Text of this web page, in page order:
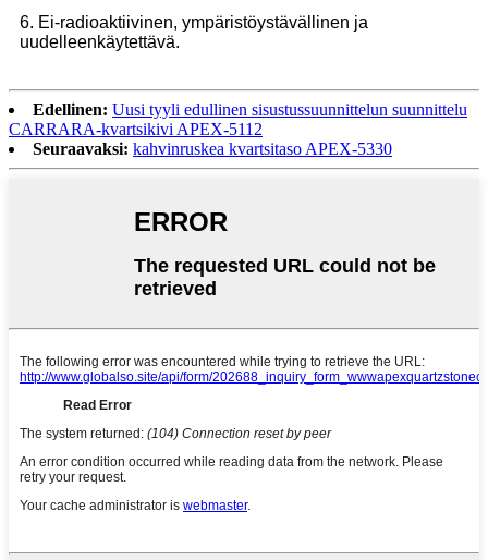
6. Ei-radioaktiivinen, ympäristöystävällinen ja
uudelleenkäytettävä.
Edellinen: Uusi tyyli edullinen sisustussuunnittelun suunnittelu
CARRARA-kvartsikivi APEX-5112
Seuraavaksi: kahvinruskea kvartsitaso APEX-5330